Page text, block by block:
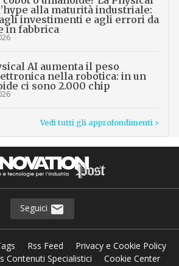
alla maturità industriale:
investimenti e agli errori da
in fabbrica
AI aumenta il peso
nella robotica: in un
ci sono 2.000 chip
Vedi tutti gli approfondimenti >
Seguici
Rss Feed
Privacy e Cookie Policy
Contenuti Specialistici
Cookie Center